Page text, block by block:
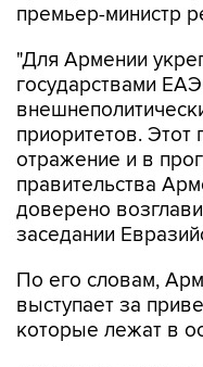
"Для Армении
приоритетов. Этот
отражение и в
правительства
доверено
заседании
По его словам,
которые лежат в
"Одним из